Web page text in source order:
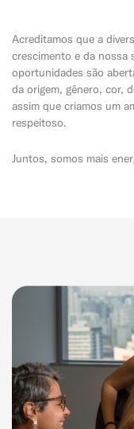
Acreditamos que a
crescimento e da nossa
oportunidades são
da origem, gênero, cor,
assim que criamos um
respeitoso.
Juntos, somos mais